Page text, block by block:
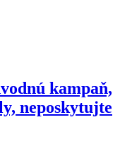
kampaň,
neposkytujte